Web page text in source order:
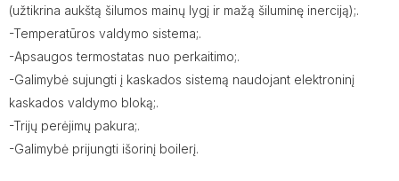
(užtikrina aukštą šilumos mainų lygį ir mažą šiluminę inerciją);.
-Temperatūros valdymo sistema;.
-Apsaugos termostatas nuo perkaitimo;.
-Galimybė sujungti į kaskados sistemą naudojant elektroninį
kaskados valdymo bloką;.
-Trijų perėjimų pakura;.
-Galimybė prijungti išorinį boilerį.